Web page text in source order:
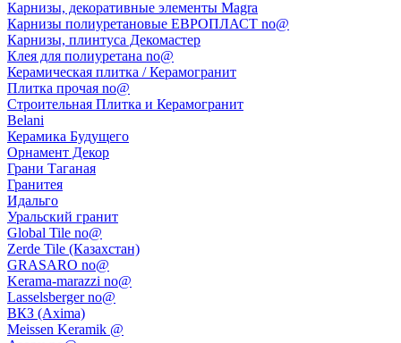
Карнизы, декоративные элементы Magra
Карнизы полиуретановые ЕВРОПЛАСТ no@
Карнизы, плинтуса Декомастер
Клея для полиуретана no@
Керамическая плитка / Керамогранит
Плитка прочая no@
Строительная Плитка и Керамогранит
Belani
Керамика Будущего
Орнамент Декор
Грани Таганая
Гранитея
Идальго
Уральский гранит
Global Tile no@
Zerde Tile (Казахстан)
GRASARO no@
Kerama-marazzi no@
Lasselsberger no@
ВКЗ (Axima)
Meissen Keramik @